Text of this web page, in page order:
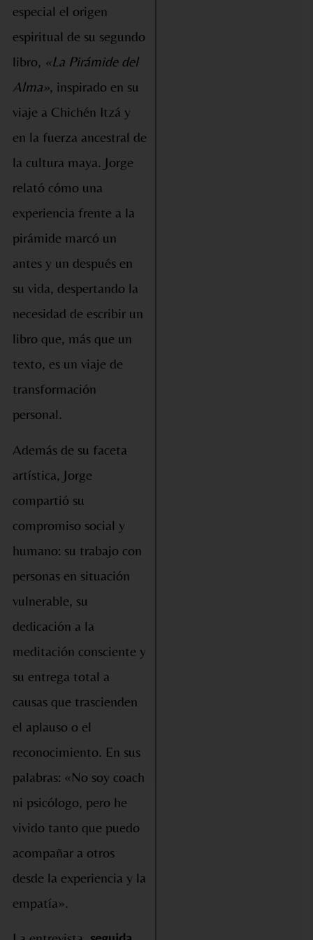
especial el origen
espiritual de su segundo
libro, «La Pirámide del
Alma», inspirado en su
viaje a Chichén Itzá y
en la fuerza ancestral de
la cultura maya. Jorge
relató cómo una
experiencia frente a la
pirámide marcó un
antes y un después en
su vida, despertando la
necesidad de escribir un
libro que, más que un
texto, es un viaje de
transformación
personal.
Además de su faceta
artística, Jorge
compartió su
compromiso social y
humano: su trabajo con
personas en situación
vulnerable, su
dedicación a la
meditación consciente y
su entrega total a
causas que trascienden
el aplauso o el
reconocimiento. En sus
palabras: «No soy coach
ni psicólogo, pero he
vivido tanto que puedo
acompañar a otros
desde la experiencia y la
empatía».